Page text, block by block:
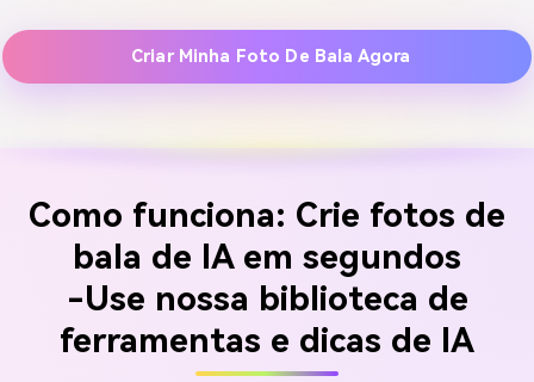
Criar Minha Foto De Bala Agora
Como funciona: Crie fotos de
bala de IA em segundos
-Use nossa biblioteca de
ferramentas e dicas de IA